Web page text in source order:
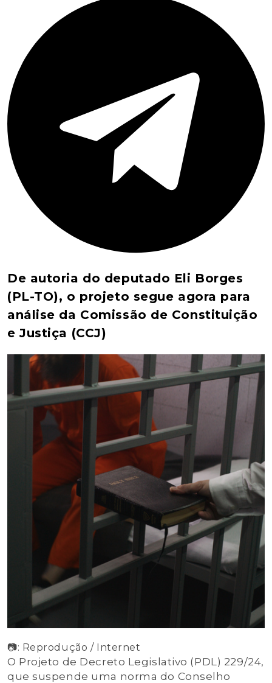
De autoria do deputado Eli Borges
(PL-TO), o projeto segue agora para
análise da Comissão de Constituição
e Justiça (CCJ)
📷: Reprodução / Internet
O Projeto de Decreto Legislativo (PDL) 229/24,
que suspende uma norma do Conselho